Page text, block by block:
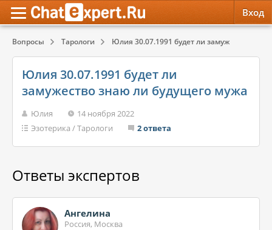
Вход
Вопросы Тарологи Юлия 30.07.1991 будет ли замужество знаю
Юлия 30.07.1991 будет ли
замужество знаю ли будущего мужа
Юлия
14 ноября 2022
Эзотерика /Тарологи 2 ответа
Ответы экспертов
Ангелина
Россия, Москва
Психология
Эзотерика
Красота, Здоровье
Психология
Эзотерика
Красота, Здоровье
Обратная связь
Служба поддержки
Правила сервиса